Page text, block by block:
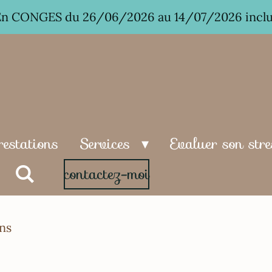
CONGES du 26/06/2026 au 14/07/2026
Services Evaluer son
contactez-moi